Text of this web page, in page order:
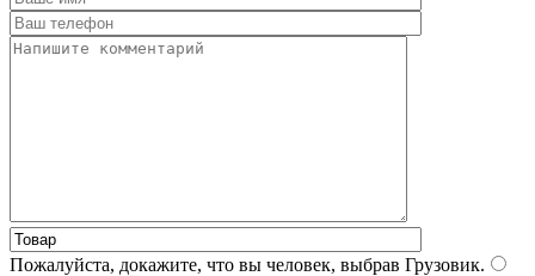
Пожалуйста, докажите, что вы человек, выбрав Грузовик.